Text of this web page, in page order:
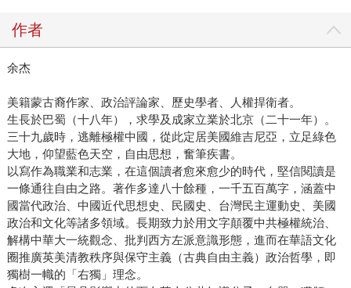
作者
余杰
美籍蒙古裔作家、政治評論家、歷史學者、人權捍衛者。
生長於巴蜀（十八年），求學及成家立業於北京（二十一年）。
三十九歲時，逃離極權中國，從此定居美國維吉尼亞，立足綠色
大地，仰望藍色天空，自由思想，奮筆疾書。
以寫作為職業和志業，在這個讀者愈來愈少的時代，堅信閱讀是
一條通往自由之路。著作多達八十餘種，一千五百萬字，涵蓋中
國當代政治、中國近代思想史、民國史、台灣民主運動史、美國
政治和文化等諸多領域。長期致力於用文字顛覆中共極權統治、
解構中華大一統觀念、批判西方左派意識形態，進而在華語文化
圈推廣英美清教秩序與保守主義（古典自由主義）政治哲學，即
獨樹一幟的「右獨」理念。